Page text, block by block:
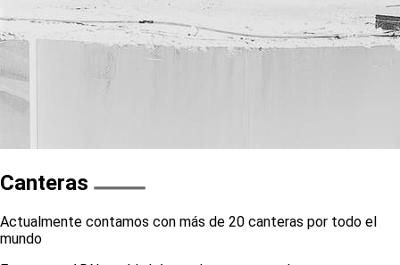
Canteras
Actualmente contamos con más de 20 canteras por todo el
mundo